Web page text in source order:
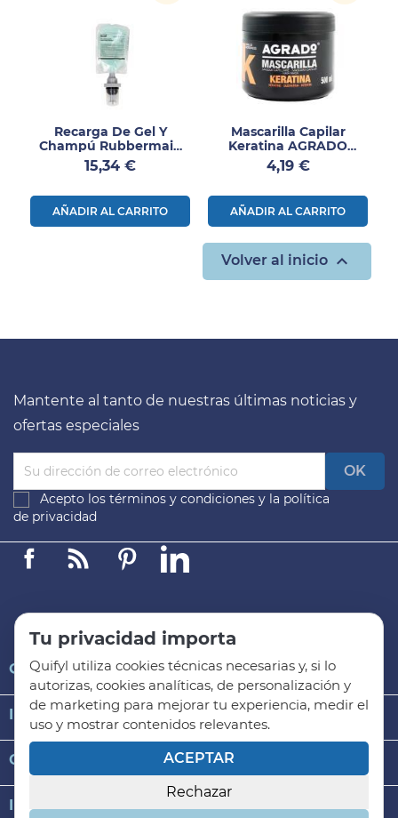
Recarga De Gel Y
Champú Rubbermaid
Flex 1,3L
Precio
15,34 €
AÑADIR AL CARRITO
Mascarilla Capilar
Keratina AGRADO
500ml
Precio
4,19 €
AÑADIR AL CARRITO
Volver al inicio 
Mantente al tanto de nuestras últimas noticias y
ofertas especiales
Acepto los términos y condiciones y la política
de privacidad
FacebookLinkedinPinterest
QUIFYL
INFORMACIÓN GENERAL 
CATEGORÍAS DE PRODUCTO
INFORMACIÓN DE LA TIENDA keyboard_arrow_down
Tu privacidad importa
Quifyl utiliza cookies técnicas necesarias y, si lo
autorizas, cookies analíticas, de personalización y
de marketing para mejorar tu experiencia, medir el
uso y mostrar contenidos relevantes.
ACEPTAR
Rechazar